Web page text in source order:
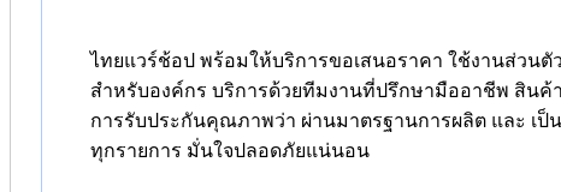
ไทยแวร์ช้อป พร้อมให้บริการขอเสนอราคา ใช้งานส่วนตั
สำหรับองค์กร บริการด้วยทีมงานที่ปรึกษามืออาชีพ สินค้
การรับประกันคุณภาพว่า ผ่านมาตรฐานการผลิต และ เป็
ทุกรายการ มั่นใจปลอดภัยแน่นอน